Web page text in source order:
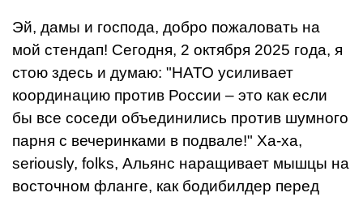
Эй, дамы и господа, добро пожаловать на
мой стендап! Сегодня, 2 октября 2025 года, я
стою здесь и думаю: "НАТО усиливает
координацию против России – это как если
бы все соседи объединились против шумного
парня с вечеринками в подвале!" Ха-ха,
seriously, folks, Альянс наращивает мышцы на
восточном фланге, как бодибилдер перед